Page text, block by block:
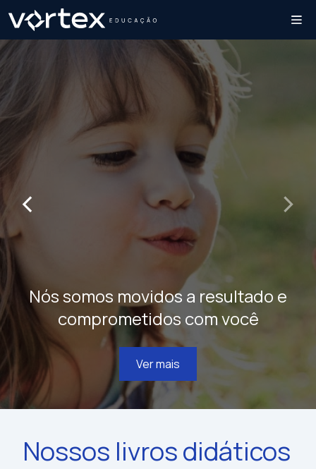
Nós somos movidos a resultado e
comprometidos com você
Ver mais
‹ ›
Nossos livros didáticos